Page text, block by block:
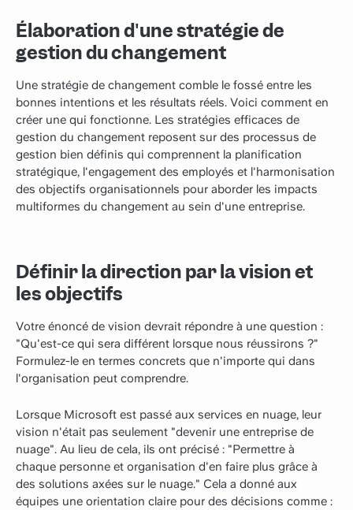
Élaboration d'une stratégie de
gestion du changement
Une stratégie de changement comble le fossé entre les
bonnes intentions et les résultats réels. Voici comment en
créer une qui fonctionne. Les stratégies efficaces de
gestion du changement reposent sur des processus de
gestion bien définis qui comprennent la planification
stratégique, l'engagement des employés et l'harmonisation
des objectifs organisationnels pour aborder les impacts
multiformes du changement au sein d'une entreprise.
Définir la direction par la vision et
les objectifs
Votre énoncé de vision devrait répondre à une question :
"Qu'est-ce qui sera différent lorsque nous réussirons ?"
Formulez-le en termes concrets que n'importe qui dans
l'organisation peut comprendre.
Lorsque Microsoft est passé aux services en nuage, leur
vision n'était pas seulement "devenir une entreprise de
nuage". Au lieu de cela, ils ont précisé : "Permettre à
chaque personne et organisation d'en faire plus grâce à
des solutions axées sur le nuage." Cela a donné aux
équipes une orientation claire pour des décisions comme :